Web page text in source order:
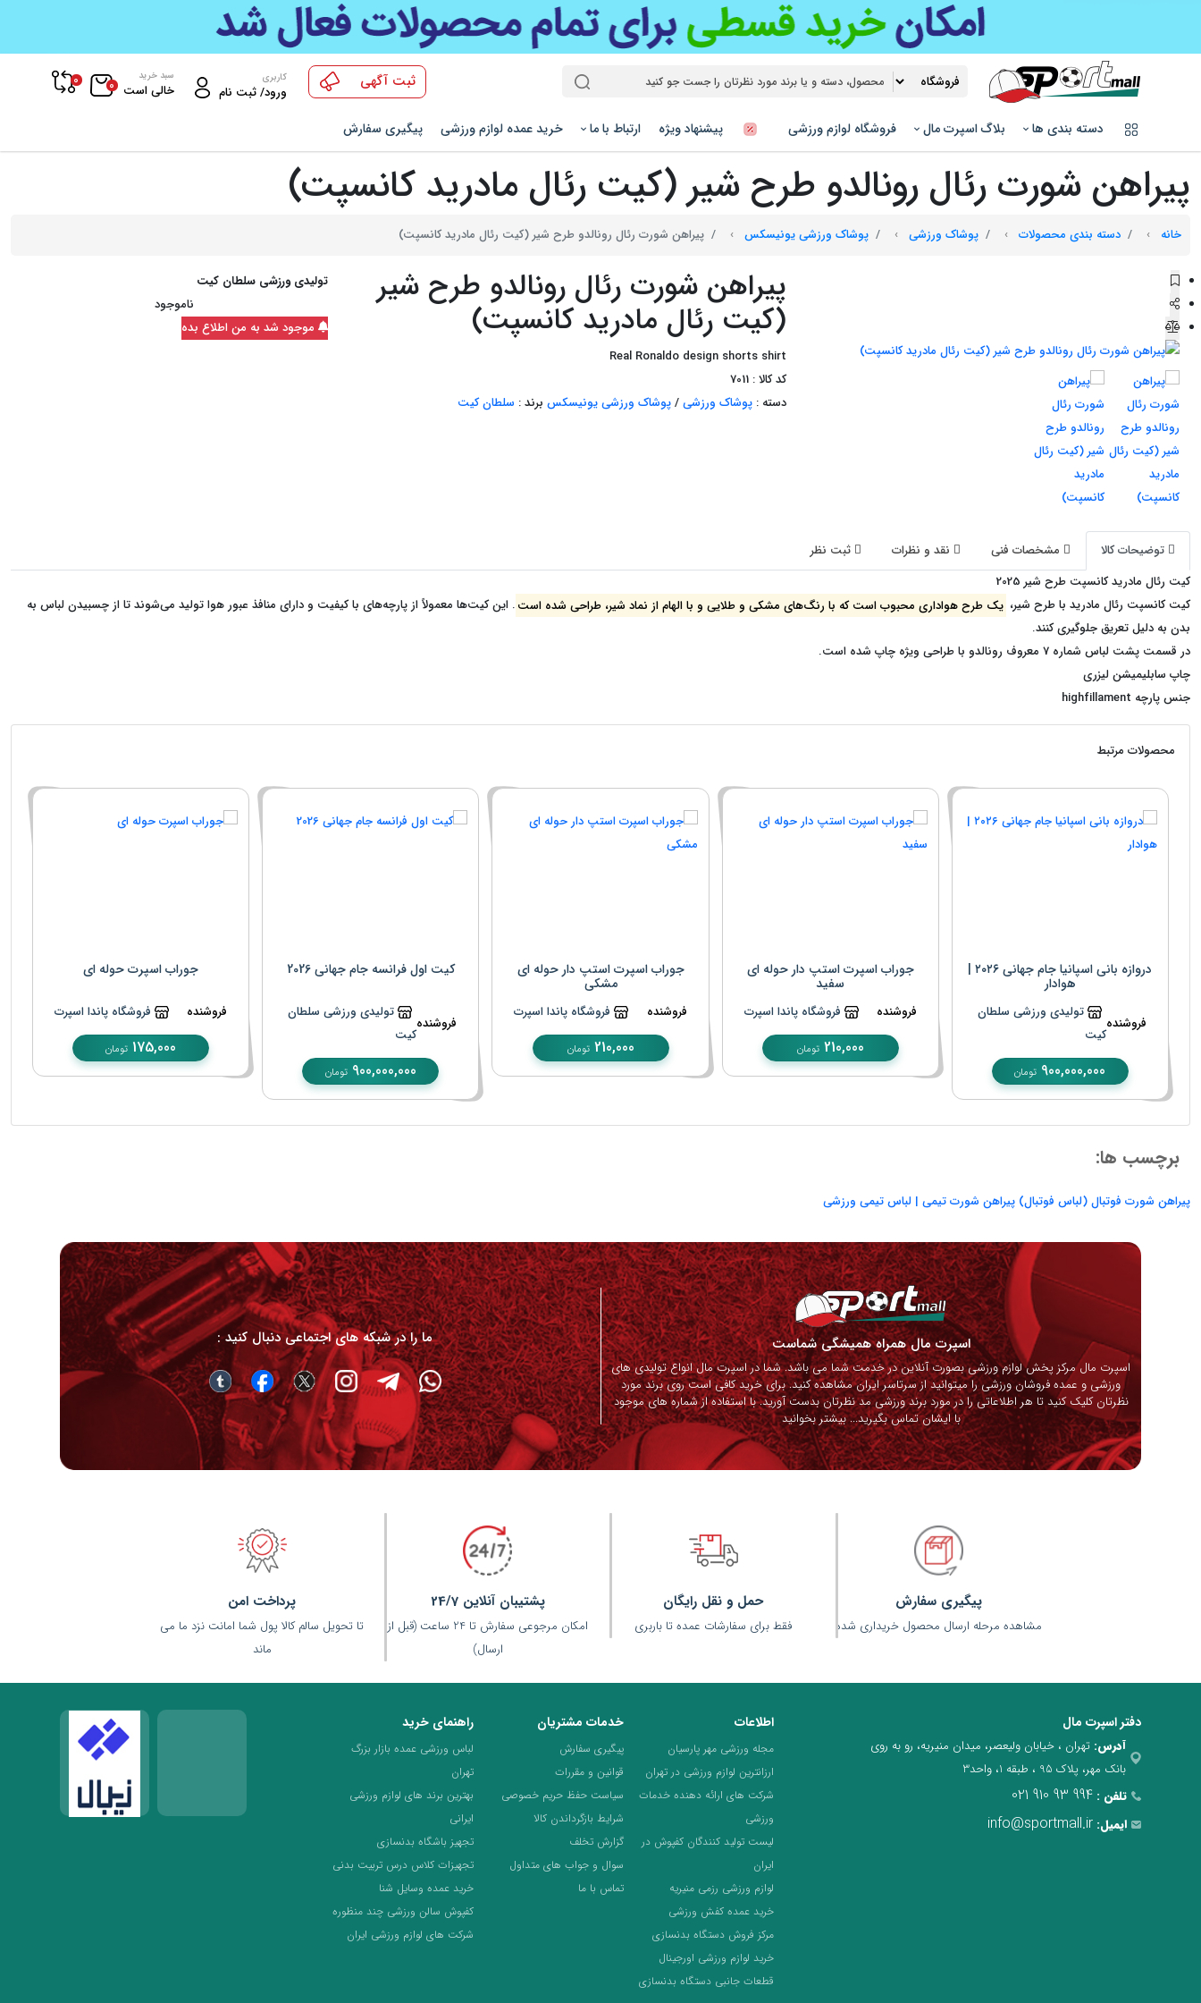
ثبت آگهی کاربری
ورود/ ثبت نام
سبد خرید
خالی است 0
0
دسته بندی ها بلاگ اسپرت مال فروشگاه لوازم ورزشی پیشنهاد ویژه ارتباط با ما خرید عمده لوازم ورزشی پیگیری سفارش
پیراهن شورت رئال رونالدو طرح شیر (کیت رئال مادرید کانسپت)
خانه دسته بندی محصولات پوشاک ورزشی پوشاک ورزشی یونیسکس پیراهن شورت رئال رونالدو طرح شیر (کیت رئال مادرید کانسپت)
پیراهن شورت رئال رونالدو طرح شیر
(کیت رئال مادرید کانسپت)
Real Ronaldo design shorts shirt
کد کالا : 7011
دسته : پوشاک ورزشی/پوشاک ورزشی یونیسکس برند : سلطان کیت
تولیدی ورزشی سلطان کیت
ناموجود
موجود شد به من اطلاع بده
توضیحات کالا مشخصات فنی نقد و نظرات
ثبت نظر
کیت رئال مادرید کانسپت طرح شیر 2025
کیت کانسپت رئال مادرید با طرح شیر، یک طرح هواداری محبوب است که با رنگ‌های مشکی و طلایی و با الهام از نماد شیر، طراحی شده است. این کیت‌ها معمولاً از پارچه‌های با کیفیت و دارای منافذ عبور هوا تولید می‌شوند تا از چسبیدن لباس به
بدن به دلیل تعریق جلوگیری کنند.
در قسمت پشت لباس شماره 7 معروف رونالدو با طراحی ویژه چاپ شده است.
چاپ سابلیمیشن لیزری
جنس پارچه highfillament
محصولات مرتبط
دروازه بانی اسپانیا جام جهانی ۲۰۲۶ |
هوادار
فروشنده
تولیدی ورزشی سلطان
کیت
900,000,000 تومان
جوراب اسپرت استپ دار حوله ای
سفید
فروشنده فروشگاه پاندا اسپرت
210,000 تومان
جوراب اسپرت استپ دار حوله ای
مشکی
فروشنده فروشگاه پاندا اسپرت
210,000 تومان
کیت اول فرانسه جام جهانی 2026
فروشنده
تولیدی ورزشی سلطان
کیت
900,000,000 تومان
جوراب اسپرت حوله ای
فروشنده فروشگاه پاندا اسپرت
175,000 تومان
برچسب ها:
پیراهن شورت فوتبال (لباس فوتبال) پیراهن شورت تیمی | لباس تیمی ورزشی
اسپرت مال همراه همیشگی شماست
اسپرت مال مرکز پخش لوازم ورزشی بصورت آنلاین در خدمت شما می باشد. شما در اسپرت مال انواع تولیدی های
ورزشی و عمده فروشان ورزشی را میتوانید از سرتاسر ایران مشاهده کنید. برای خرید کافی است روی برند مورد
نظرتان کلیک کنید تا هر اطلاعاتی را در مورد برند ورزشی مد نظرتان بدست آورید. با استفاده از شماره های موجود
با ایشان تماس بگیرید...بیشتر بخوانید
ما را در شبکه های اجتماعی دنبال کنید :
پیگیری سفارش
مشاهده مرحله ارسال محصول خریداری شده
حمل و نقل رایگان
فقط برای سفارشات عمده تا باربری
پشتیبان آنلاین 24/7
امکان مرجوعی سفارش تا 24 ساعت (قبل از
ارسال)
پرداخت امن
تا تحویل سالم کالا پول شما امانت نزد ما می
ماند
دفتر اسپرت مال
آدرس: تهران ، خیابان ولیعصر، میدان منیریه، رو به روی
بانک مهر، پلاک 95 ، طبقه 1، واحد3
تلفن : 021 910 93 994
ایمیل: info@sportmall.ir
اطلاعات
مجله ورزشی مهر پارسیان
ارزانترین لوازم ورزشی در تهران
شرکت های ارائه دهنده خدمات
ورزشی
لیست تولید کنندگان کفپوش در
ایران
لوازم ورزشی رزمی منیریه
خرید عمده کفش ورزشی
مرکز فروش دستگاه بدنسازی
خرید لوازم ورزشی اورجینال
قطعات جانبی دستگاه بدنسازی
خدمات مشتریان
پیگیری سفارش
قوانین و مقررات
سیاست حفظ حریم خصوصی
شرایط بازگرداندن کالا
گزارش تخلف
سوال و جواب های متداول
تماس با ما
راهنمای خرید
لباس ورزشی عمده بازار بزرگ
تهران
بهترین برند های لوازم ورزشی
ایرانی
تجهیز باشگاه بدنسازی
تجهیزات کلاس درس تربیت بدنی
خرید عمده وسایل شنا
کفپوش سالن ورزشی چند منظوره
شرکت های لوازم ورزشی ایران